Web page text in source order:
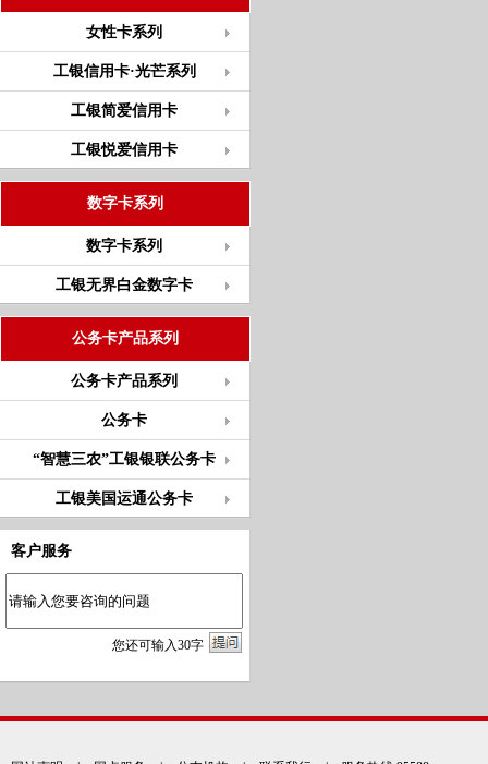
女性卡系列
工银信用卡·光芒系列
工银简爱信用卡
工银悦爱信用卡
数字卡系列
数字卡系列
工银无界白金数字卡
公务卡产品系列
公务卡产品系列
公务卡
“智慧三农”工银银联公务卡
工银美国运通公务卡
客户服务
您还可输入30字